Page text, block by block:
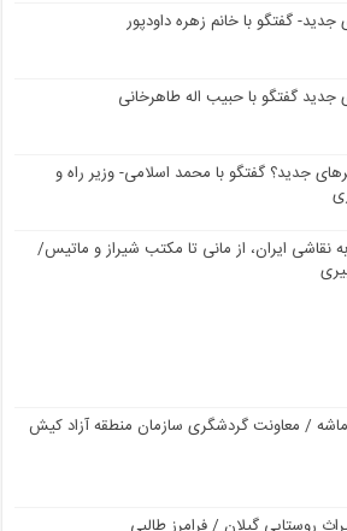
گفتگو با خانم زهره داودپور
جدید گفتگو با حبیب اله طاهرخانی
جدید؟ گفتگو با محمد اسلامی- وزیر راه و
نقاشی ایران، از مانی تا مکتب شیراز و ماتیس/
/ معاونت گردشگری سازمان منطقه آزاد کیش